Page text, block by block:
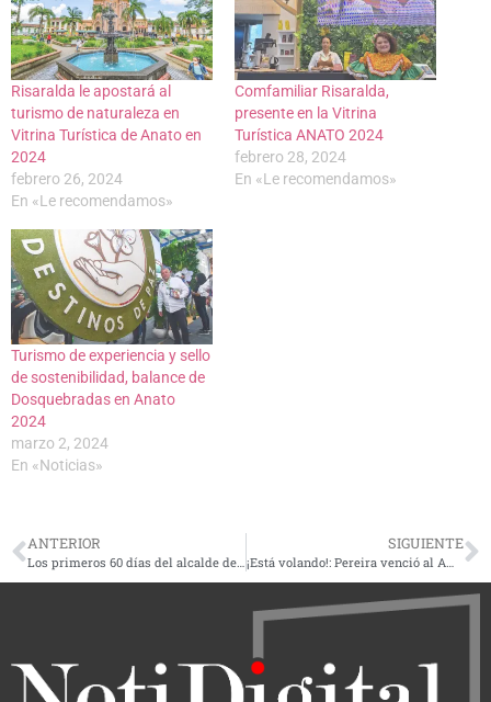
Risaralda le apostará al
turismo de naturaleza en
Vitrina Turística de Anato en
2024
febrero 26, 2024
En «Le recomendamos»
Comfamiliar Risaralda,
presente en la Vitrina
Turística ANATO 2024
febrero 28, 2024
En «Le recomendamos»
Turismo de experiencia y sello
de sostenibilidad, balance de
Dosquebradas en Anato
2024
marzo 2, 2024
En «Noticias»
ANTERIOR
Los primeros 60 días del alcalde de Pereira, Mauricio Salazar Peláez
SIGUIENTE
¡Está volando!: Pereira venció al América y completó siete partidos sin perder